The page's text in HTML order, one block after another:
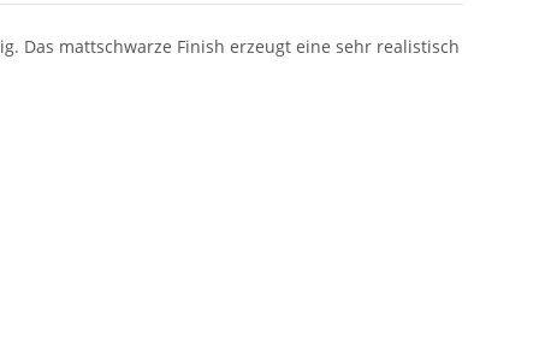
Das mattschwarze Finish erzeugt eine sehr realistisch